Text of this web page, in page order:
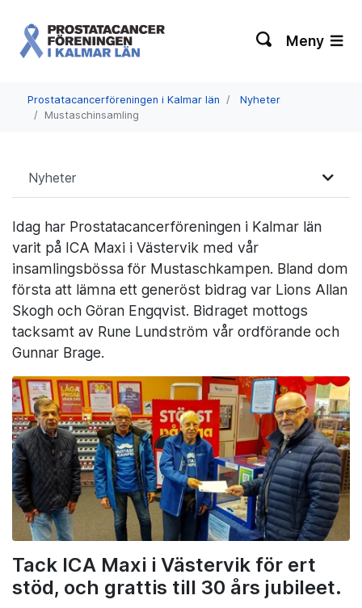
Meny
Prostatacancerföreningen i Kalmar län
Nyheter
Mustaschinsamling
Nyheter
Idag har Prostatacancerföreningen i Kalmar län
varit på ICA Maxi i Västervik med vår
insamlingsbössa för Mustaschkampen. Bland dom
första att lämna ett generöst bidrag var Lions Allan
Skogh och Göran Engqvist. Bidraget mottogs
tacksamt av Rune Lundström vår ordförande och
Gunnar Brage.
Tack ICA Maxi i Västervik för ert
stöd, och grattis till 30 års jubileet.